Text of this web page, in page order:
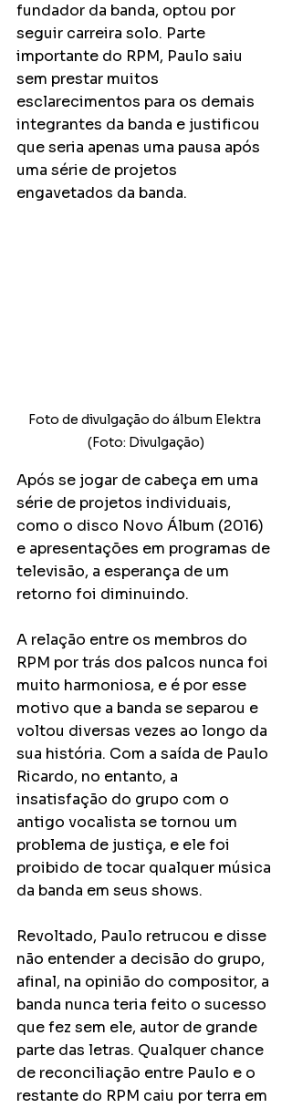
fundador da banda, optou por
seguir carreira solo. Parte
importante do RPM, Paulo saiu
sem prestar muitos
esclarecimentos para os demais
integrantes da banda e justificou
que seria apenas uma pausa após
uma série de projetos
engavetados da banda.
Foto de divulgação do álbum Elektra
(Foto: Divulgação)
Após se jogar de cabeça em uma
série de projetos individuais,
como o disco Novo Álbum (2016)
e apresentações em programas de
televisão, a esperança de um
retorno foi diminuindo.
A relação entre os membros do
RPM por trás dos palcos nunca foi
muito harmoniosa, e é por esse
motivo que a banda se separou e
voltou diversas vezes ao longo da
sua história. Com a saída de Paulo
Ricardo, no entanto, a
insatisfação do grupo com o
antigo vocalista se tornou um
problema de justiça, e ele foi
proibido de tocar qualquer música
da banda em seus shows.
Revoltado, Paulo retrucou e disse
não entender a decisão do grupo,
afinal, na opinião do compositor, a
banda nunca teria feito o sucesso
que fez sem ele, autor de grande
parte das letras. Qualquer chance
de reconciliação entre Paulo e o
restante do RPM caiu por terra em